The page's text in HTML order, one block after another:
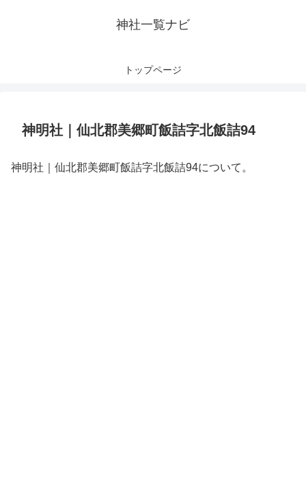
神社一覧ナビ
トップページ
神明社｜仙北郡美郷町飯詰字北飯詰94
神明社｜仙北郡美郷町飯詰字北飯詰94について。